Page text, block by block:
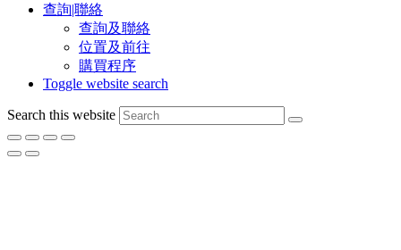
查詢|聯絡
查詢及聯絡
位置及前往
購買程序
Toggle website search
Search this website